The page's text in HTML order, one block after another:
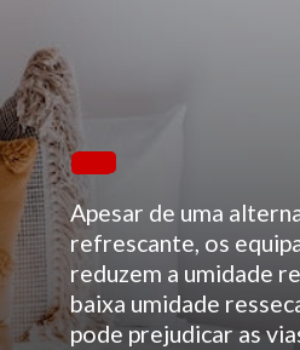
Apesar de uma
refrescante, os
reduzem a umidade
baixa umidade
pode prejudicar as